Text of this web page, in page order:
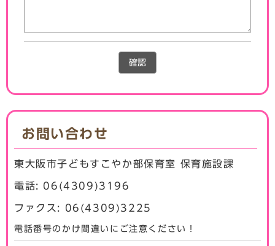
確認
お問い合わせ
東大阪市子どもすこやか部保育室 保育施設課
電話: 06(4309)3196
ファクス: 06(4309)3225
電話番号のかけ間違いにご注意ください！